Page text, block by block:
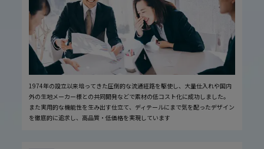
1974年の設立以来培ってきた圧倒的な流通経路を駆使し、大量仕入れや国内
外の生地メーカー様との共同開発などで素材の低コスト化に成功しました。
また実用的な機能性を生み出す仕立て、ディテールにまで気を配ったデザイン
を徹底的に追求し、高品質・低価格を実現しています